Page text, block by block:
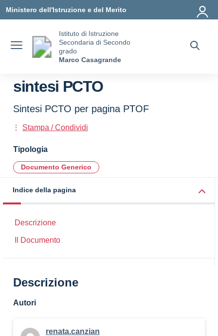
Ministero dell'Istruzione e del Merito
Istituto di Istruzione
Secondaria di Secondo
grado
Marco Casagrande
sintesi PCTO
Sintesi PCTO per pagina PTOF
Stampa / Condividi
Tipologia
Documento Generico
Indice della pagina
Descrizione
Il Documento
Descrizione
Autori
renata.canzian